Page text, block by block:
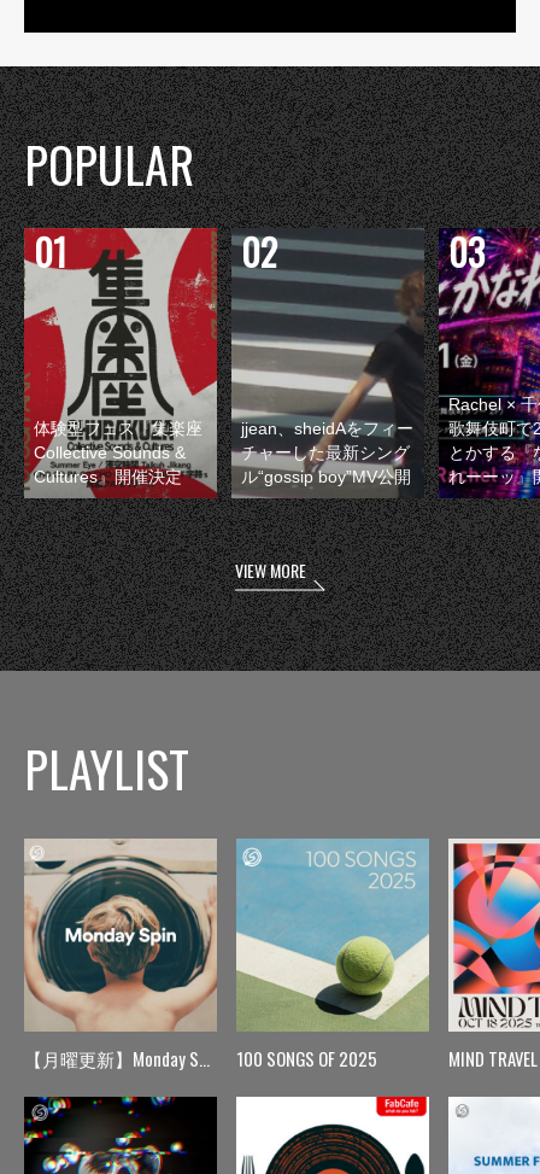
POPULAR
体験型フェス『集楽座
Collective Sounds &
Cultures』開催決定
jjean、sheidAをフィー
チャーした最新シング
ル“gossip boy”MV公開
Rachel ×
歌舞伎町で
とかする『
れーーッ』
VIEW MORE
PLAYLIST
【月曜更新】Monday Spin 100 SONGS OF 2025 MIND TRAVEL